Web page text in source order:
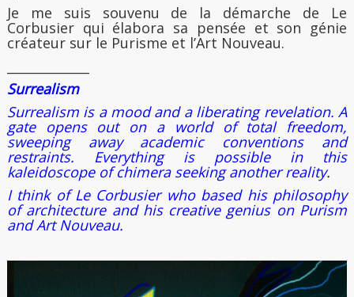
Je me suis souvenu de la démarche de Le
Corbusier qui élabora sa pensée et son génie
créateur sur le Purisme et l’Art Nouveau.
Surrealism
Surrealism is a mood and a liberating revelation. A
gate opens out on a world of total freedom,
sweeping away academic conventions and
restraints. Everything is possible in this
kaleidoscope of chimera seeking another reality.
I think of Le Corbusier who based his philosophy
of architecture and his creative genius on Purism
and Art Nouveau.